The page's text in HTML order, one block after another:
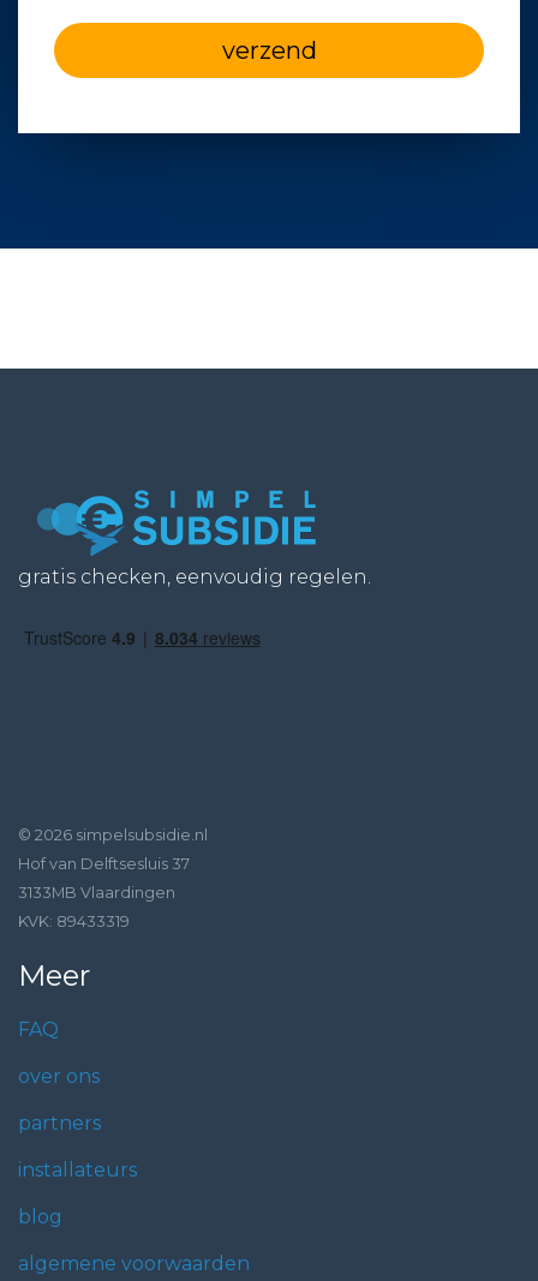
verzend
gratis checken, eenvoudig regelen.
© 2026 simpelsubsidie.nl
Hof van Delftsesluis 37
3133MB Vlaardingen
KVK: 89433319
Meer
FAQ
over ons
partners
installateurs
blog
algemene voorwaarden